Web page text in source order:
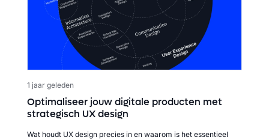
1 jaar geleden
Optimaliseer jouw digitale producten met
strategisch UX design
Wat houdt UX design precies in en waarom is het essentieel